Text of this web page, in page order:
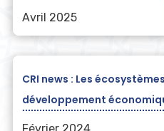
Avril 2025
CRI news : Les
développement
Meknès